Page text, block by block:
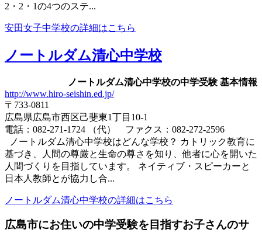
2・2・1の4つのステ...
安田女子中学校の詳細はこちら
ノートルダム清心中学校
ノートルダム清心中学校の中学受験 基本情報
http://www.hiro-seishin.ed.jp/
〒733-0811
広島県広島市西区己斐東1丁目10-1
電話：082-271-1724 （代） ファクス：082-272-2596
ノートルダム清心中学校はどんな学校？ カトリック教育に
基づき、人間の尊厳と生命の尊さを知り、他者に心を開いた
人間づくりを目指しています。 ネイティブ・スピーカーと
日本人教師とが協力し合...
ノートルダム清心中学校の詳細はこちら
広島市にお住いの中学受験を目指すお子さんのサ